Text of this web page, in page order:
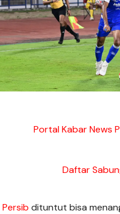
Portal Kabar News
Daftar
Persib dituntut bisa